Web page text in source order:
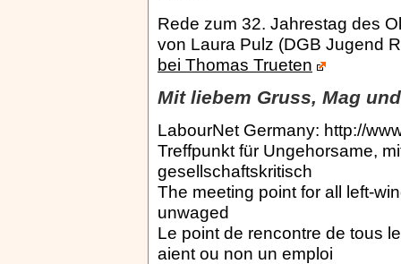
Rede zum 32. Jahrestag des
von Laura Pulz (DGB Jugend
bei Thomas Trueten
Mit liebem Gruss, Mag
LabourNet Germany: http://
Treffpunkt für Ungehorsame,
gesellschaftskritisch
The meeting point for all left-
unwaged
Le point de rencontre de tous
aient ou non un emploi